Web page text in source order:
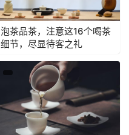
泡茶品茶，注意这16个喝茶
细节，尽显待客之礼